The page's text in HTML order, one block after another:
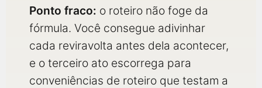
Ponto fraco: o roteiro não foge da
fórmula. Você consegue adivinhar
cada reviravolta antes dela acontecer,
e o terceiro ato escorrega para
conveniências de roteiro que testam a